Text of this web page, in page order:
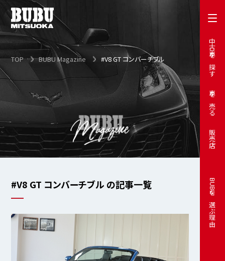
中古車を探す
車を売る
販売店
BUBUを選ぶ理由
TOP BUBU Magazine #V8 GT コンバーチブル
#V8 GT コンバーチブル の記事一覧